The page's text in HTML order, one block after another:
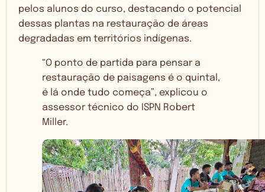
pelos alunos do curso, destacando o potencial
dessas plantas na restauração de áreas
degradadas em territórios indígenas.
“O ponto de partida para pensar a
restauração de paisagens é o quintal,
é lá onde tudo começa”, explicou o
assessor técnico do ISPN Robert
Miller.